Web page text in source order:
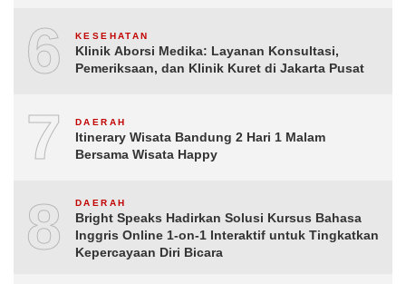
6 KESEHATAN
Klinik Aborsi Medika: Layanan Konsultasi,
Pemeriksaan, dan Klinik Kuret di Jakarta Pusat
7 DAERAH
Itinerary Wisata Bandung 2 Hari 1 Malam
Bersama Wisata Happy
8 DAERAH
Bright Speaks Hadirkan Solusi Kursus Bahasa
Inggris Online 1-on-1 Interaktif untuk Tingkatkan
Kepercayaan Diri Bicara